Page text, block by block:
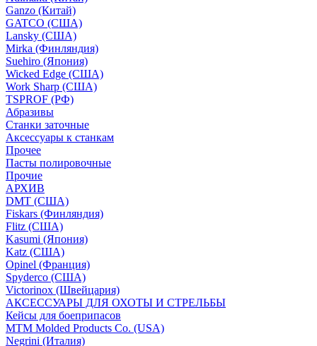
Ganzo (Китай)
GATCO (США)
Lansky (США)
Mirka (Финляндия)
Suehiro (Япония)
Wicked Edge (США)
Work Sharp (США)
TSPROF (РФ)
Абразивы
Станки заточные
Аксессуары к станкам
Прочее
Пасты полировочные
Прочие
АРХИВ
DMT (США)
Fiskars (Финляндия)
Flitz (США)
Kasumi (Япония)
Katz (США)
Opinel (Франция)
Spyderco (США)
Victorinox (Швейцария)
АКСЕССУАРЫ ДЛЯ ОХОТЫ И СТРЕЛЬБЫ
Кейсы для боеприпасов
MTM Molded Products Co. (USA)
Negrini (Италия)